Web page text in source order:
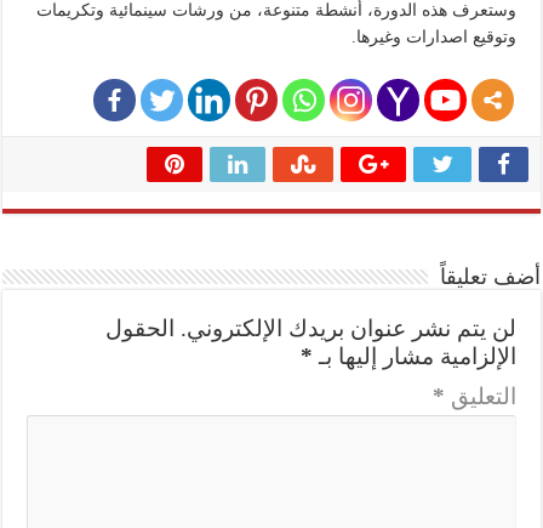
وستعرف هذه الدورة، أنشطة متنوعة، من ورشات سينمائية وتكريمات
وتوقيع اصدارات وغيرها.
أضف تعليقاً
لن يتم نشر عنوان بريدك الإلكتروني.
الحقول
الإلزامية مشار إليها بـ *
التعليق *